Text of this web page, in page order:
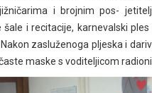
i brojnim pos-
i recitacije, karnevalski
zasluženoga pljeska i
maske s voditeljicom